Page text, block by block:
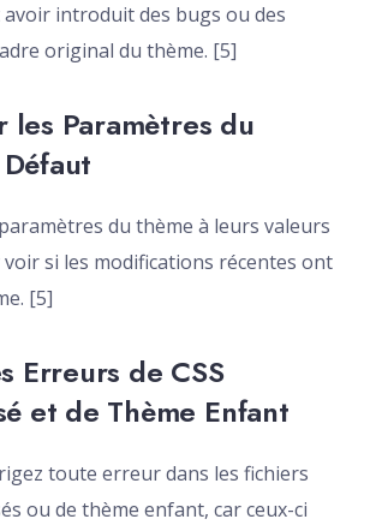
introduit des bugs ou des
original du thème. [5]
les Paramètres du
du thème à leurs valeurs
si les modifications récentes ont
[5]
Erreurs de CSS
et de Thème Enfant
toute erreur dans les fichiers
ou de thème enfant, car ceux-ci